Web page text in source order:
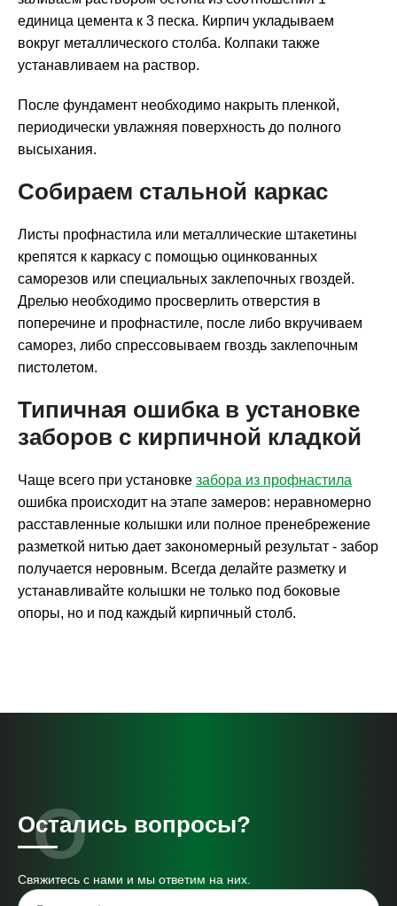
единица цемента к 3 песка. Кирпич укладываем
вокруг металлического столба. Колпаки также
устанавливаем на раствор.
После фундамент необходимо накрыть пленкой,
периодически увлажняя поверхность до полного
высыхания.
Собираем стальной каркас
Листы профнастила или металлические штакетины
крепятся к каркасу с помощью оцинкованных
саморезов или специальных заклепочных гвоздей.
Дрелью необходимо просверлить отверстия в
поперечине и профнастиле, после либо вкручиваем
саморез, либо спрессовываем гвоздь заклепочным
пистолетом.
Типичная ошибка в установке
заборов с кирпичной кладкой
Чаще всего при установке забора из профнастила
ошибка происходит на этапе замеров: неравномерно
расставленные колышки или полное пренебрежение
разметкой нитью дает закономерный результат - забор
получается неровным. Всегда делайте разметку и
устанавливайте колышки не только под боковые
опоры, но и под каждый кирпичный столб.
Остались вопросы?
Свяжитесь с нами и мы ответим на них.